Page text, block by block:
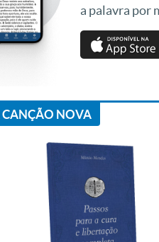
a palavra por
CANÇÃO NOVA